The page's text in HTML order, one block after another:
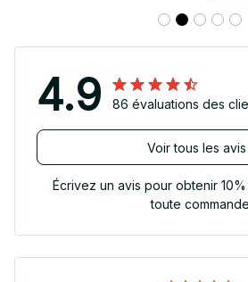
4.9 86 évaluations des
Voir tous les avis
Écrivez un avis pour obtenir
toute commande